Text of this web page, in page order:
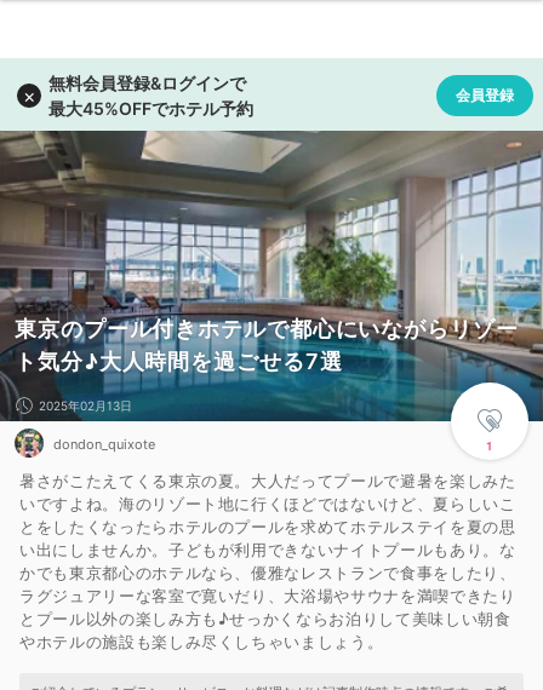
東京のプール付きホテルで都心にいながらリゾー
ト気分♪大人時間を過ごせる7選
1
2025年02月13日
dondon_quixote
暑さがこたえてくる東京の夏。大人だってプールで避暑を楽しみた
いですよね。海のリゾート地に行くほどではないけど、夏らしいこ
とをしたくなったらホテルのプールを求めてホテルステイを夏の思
い出にしませんか。子どもが利用できないナイトプールもあり。な
かでも東京都心のホテルなら、優雅なレストランで食事をしたり、
ラグジュアリーな客室で寛いだり、大浴場やサウナを満喫できたり
とプール以外の楽しみ方も♪せっかくならお泊りして美味しい朝食
やホテルの施設も楽しみ尽くしちゃいましょう。